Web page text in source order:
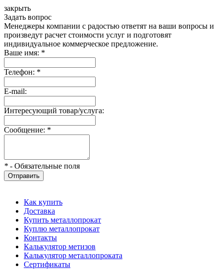
закрыть
Задать вопрос
Менеджеры компании с радостью ответят на ваши вопросы и
произведут расчет стоимости услуг и подготовят
индивидуальное коммерческое предложение.
Ваше имя: *
Телефон: *
E-mail:
Интересующий товар/услуга:
Сообщение: *
* - Обязательные поля
Отправить
Как купить
Доставка
Купить металлопрокат
Куплю металлопрокат
Контакты
Калькулятор метизов
Калькулятор металлопроката
Сертификаты